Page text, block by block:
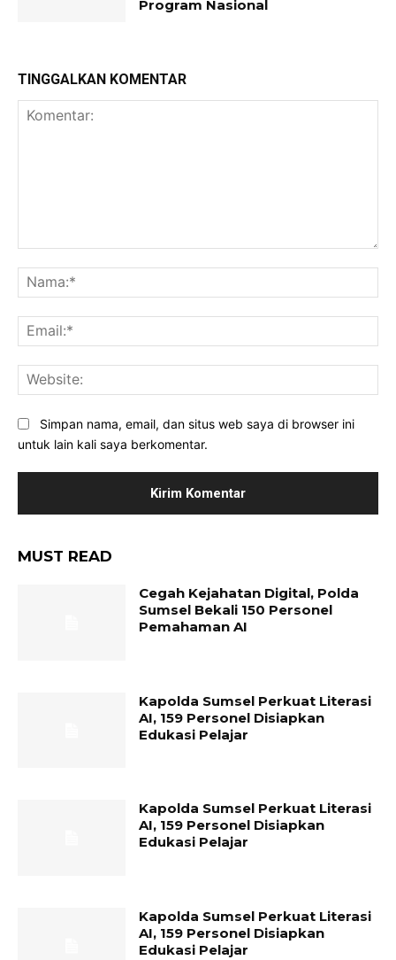
Program Nasional
TINGGALKAN KOMENTAR
Simpan nama, email, dan situs web saya di browser ini
untuk lain kali saya berkomentar.
MUST READ
Cegah Kejahatan Digital, Polda
Sumsel Bekali 150 Personel
Pemahaman AI
Kapolda Sumsel Perkuat Literasi
AI, 159 Personel Disiapkan
Edukasi Pelajar
Kapolda Sumsel Perkuat Literasi
AI, 159 Personel Disiapkan
Edukasi Pelajar
Kapolda Sumsel Perkuat Literasi
AI, 159 Personel Disiapkan
Edukasi Pelajar